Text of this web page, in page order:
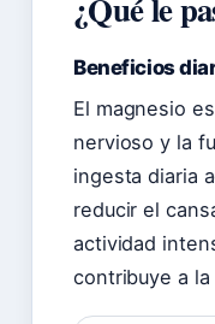
Beneficios
El magnesio
nervioso y la
ingesta diaria
reducir el
actividad
contribuye a